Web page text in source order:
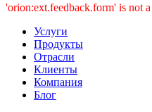
'orion:ext.feedback.form' is not
Услуги
Продукты
Отрасли
Клиенты
Компания
Блог